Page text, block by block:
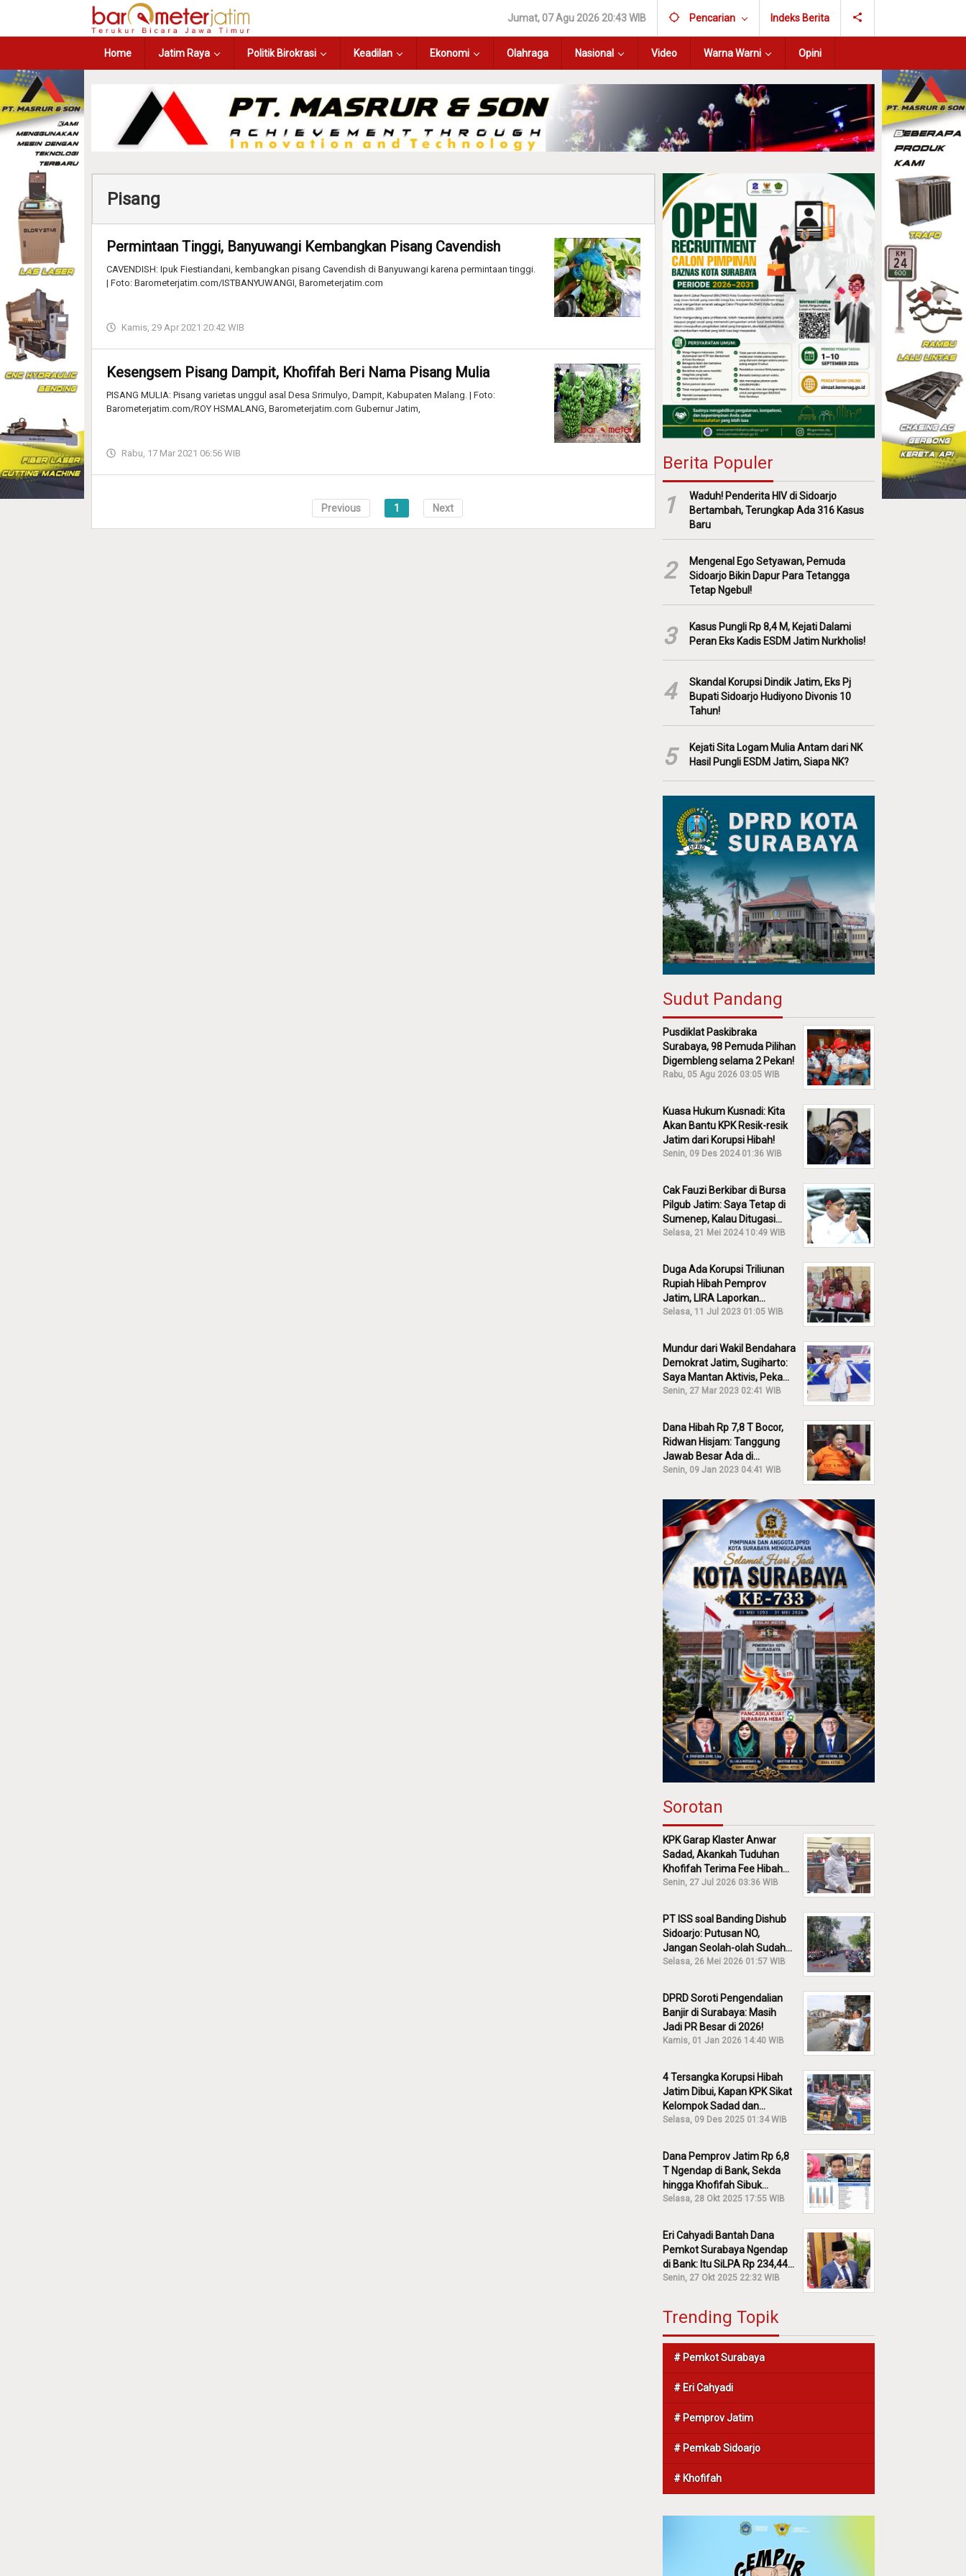
Jumat, 07 Agu 2026 20:43 WIB Pencarian Indeks Berita
Home Jatim Raya Politik Birokrasi Keadilan Ekonomi Olahraga Nasional Video Warna Warni Opini
Pisang
Permintaan Tinggi, Banyuwangi Kembangkan Pisang Cavendish
CAVENDISH: Ipuk Fiestiandani, kembangkan pisang Cavendish di Banyuwangi karena permintaan tinggi.
| Foto: Barometerjatim.com/ISTBANYUWANGI, Barometerjatim.com
Kamis, 29 Apr 2021 20:42 WIB
Kesengsem Pisang Dampit, Khofifah Beri Nama Pisang Mulia
PISANG MULIA: Pisang varietas unggul asal Desa Srimulyo, Dampit, Kabupaten Malang. | Foto:
Barometerjatim.com/ROY HSMALANG, Barometerjatim.com Gubernur Jatim,
Rabu, 17 Mar 2021 06:56 WIB
Previous 1 Next
Berita Populer
1
Waduh! Penderita HIV di Sidoarjo
Bertambah, Terungkap Ada 316 Kasus
Baru
2
Mengenal Ego Setyawan, Pemuda
Sidoarjo Bikin Dapur Para Tetangga
Tetap Ngebul!
3
Kasus Pungli Rp 8,4 M, Kejati Dalami
Peran Eks Kadis ESDM Jatim Nurkholis!
4
Skandal Korupsi Dindik Jatim, Eks Pj
Bupati Sidoarjo Hudiyono Divonis 10
Tahun!
5
Kejati Sita Logam Mulia Antam dari NK
Hasil Pungli ESDM Jatim, Siapa NK?
Sudut Pandang
Pusdiklat Paskibraka
Surabaya, 98 Pemuda Pilihan
Digembleng selama 2 Pekan!
Rabu, 05 Agu 2026 03:05 WIB
Kuasa Hukum Kusnadi: Kita
Akan Bantu KPK Resik-resik
Jatim dari Korupsi Hibah!
Senin, 09 Des 2024 01:36 WIB
Cak Fauzi Berkibar di Bursa
Pilgub Jatim: Saya Tetap di
Sumenep, Kalau Ditugasi
Partai Lain Cerita!
Selasa, 21 Mei 2024 10:49 WIB
Duga Ada Korupsi Triliunan
Rupiah Hibah Pemprov
Jatim, LIRA Laporkan
Khofifah ke KPK: Dia Harus
Selasa, 11 Jul 2023 01:05 WIB
Mundur dari Wakil Bendahara
Demokrat Jatim, Sugiharto:
Saya Mantan Aktivis, Peka
Sekali Kalau Ada yang
Senin, 27 Mar 2023 02:41 WIB
Dana Hibah Rp 7,8 T Bocor,
Ridwan Hisjam: Tanggung
Jawab Besar Ada di
Pemprov, Bukan DPRD Jatim!
Senin, 09 Jan 2023 04:41 WIB
Sorotan
KPK Garap Klaster Anwar
Sadad, Akankah Tuduhan
Khofifah Terima Fee Hibah
30% Diusut?
Senin, 27 Jul 2026 03:36 WIB
PT ISS soal Banding Dishub
Sidoarjo: Putusan NO,
Jangan Seolah-olah Sudah
Menang!
Selasa, 26 Mei 2026 01:57 WIB
DPRD Soroti Pengendalian
Banjir di Surabaya: Masih
Jadi PR Besar di 2026!
Kamis, 01 Jan 2026 14:40 WIB
4 Tersangka Korupsi Hibah
Jatim Dibui, Kapan KPK Sikat
Kelompok Sadad dan
Iskandar?
Selasa, 09 Des 2025 01:34 WIB
Dana Pemprov Jatim Rp 6,8
T Ngendap di Bank, Sekda
hingga Khofifah Sibuk
Membantah!
Selasa, 28 Okt 2025 17:55 WIB
Eri Cahyadi Bantah Dana
Pemkot Surabaya Ngendap
di Bank: Itu SiLPA Rp 234,44
M!
Senin, 27 Okt 2025 22:32 WIB
Trending Topik
# Pemkot Surabaya
# Eri Cahyadi
# Pemprov Jatim
# Pemkab Sidoarjo
# Khofifah